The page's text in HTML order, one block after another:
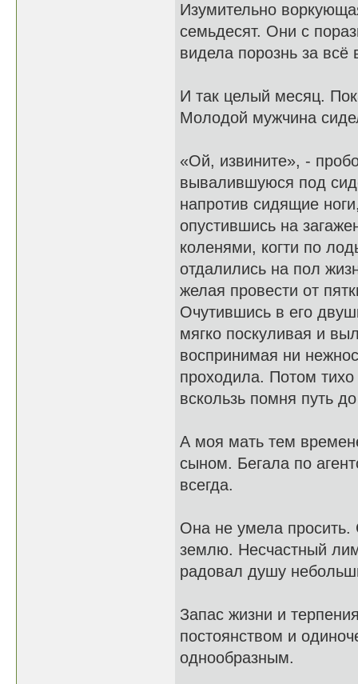
Изумительно
семьдесят. Они с
видела порознь за всё
И так целый месяц.
Молодой мужчина
«Ой, извините», -
вывалившуюся под
напротив сидящие
опустившись на
коленями, когти по
отдалились на пол
желая провести от
Очутившись в его
мягко поскуливая и
воспринимая ни
проходила. Потом
вскользь помня путь
А моя мать тем
сыном. Бегала по
всегда.
Она не умела
землю. Несчастный
радовал душу
Запас жизни и
постоянством и
однообразным.